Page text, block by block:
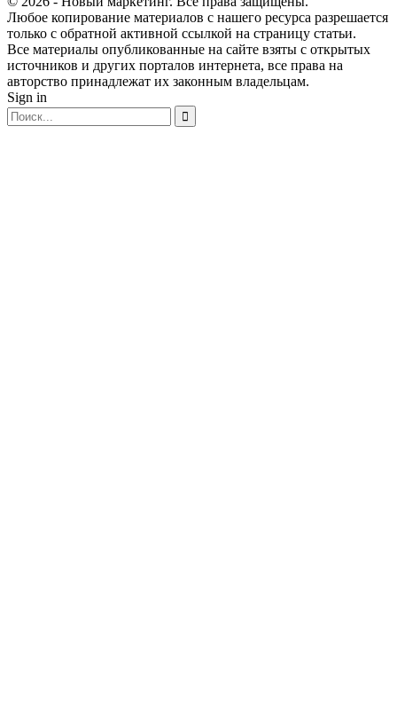
Любое копирование материалов с нашего ресурса разрешается
только с обратной активной ссылкой на страницу статьи.
Все материалы опубликованные на сайте взяты с открытых
источников и других порталов интернета, все права на
авторство принадлежат их законным владельцам.
Sign in